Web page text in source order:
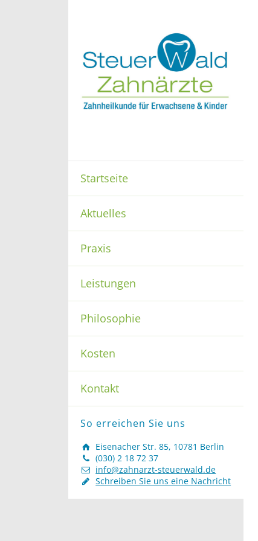
Startseite
Aktuelles
Praxis
Leistungen
Philosophie
Kosten
Kontakt
So erreichen Sie uns
Eisenacher Str. 85, 10781 Berlin
(030) 2 18 72 37
info@zahnarzt-steuerwald.de
Schreiben Sie uns eine Nachricht